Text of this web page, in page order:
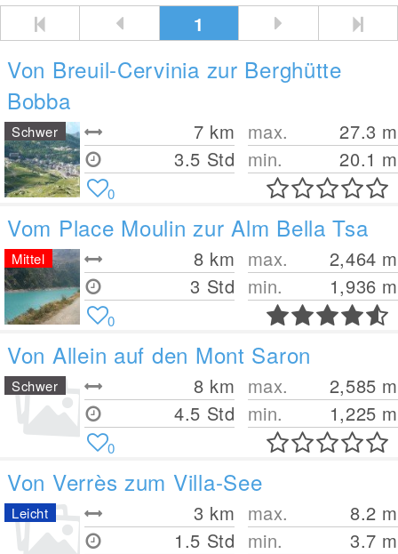
1
Von Breuil-Cervinia zur Berghütte
Bobba
7 km
3.5 Std
max. 27.3 m
min.
20.1 m
Schwer
0
Vom Place Moulin zur Alm Bella Tsa
8 km
3 Std
max. 2,464 m
min.
1,936 m
Mittel
0
Von Allein auf den Mont Saron
8 km
4.5 Std
max. 2,585 m
min.
1,225 m
Schwer
0
Von Verrès zum Villa-See
3 km
1.5 Std
max. 8.2 m
min.
3.7 m
Leicht